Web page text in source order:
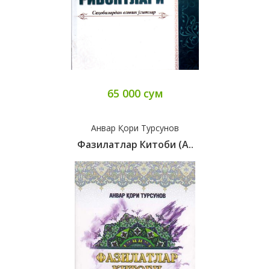
65 000 сум
Анвар Қори Турсунов
Фазилатлар Китоби (A..